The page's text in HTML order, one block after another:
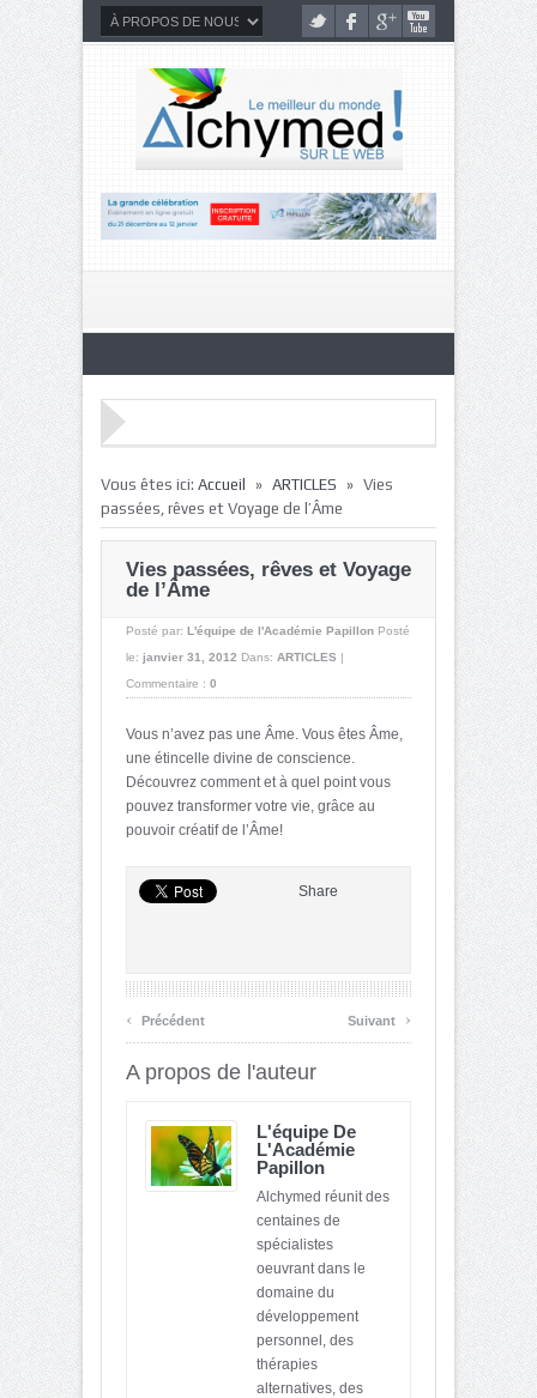
Vous êtes ici: Accueil » ARTICLES » Vies
passées, rêves et Voyage de l’Âme
Vies passées, rêves et Voyage
de l’Âme
Posté par: L'équipe de l'Académie Papillon Posté
le: janvier 31, 2012 Dans: ARTICLES |
Commentaire : 0
Vous n’avez pas une Âme. Vous êtes Âme,
une étincelle divine de conscience.
Découvrez comment et à quel point vous
pouvez transformer votre vie, grâce au
pouvoir créatif de l’Âme!
Share
‹ Précédent Suivant ›
A propos de l'auteur
L'équipe De
L'Académie
Papillon
Alchymed réunit des
centaines de
spécialistes
oeuvrant dans le
domaine du
développement
personnel, des
thérapies
alternatives, des